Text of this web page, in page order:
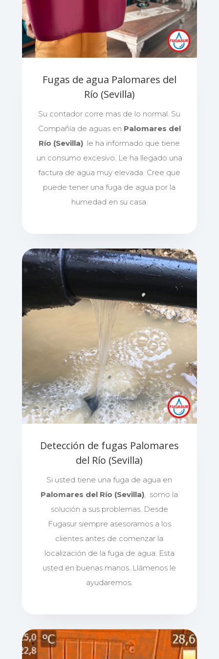
Fugas de agua Palomares del
Río (Sevilla)
Su contador corre mas de lo normal. Su
Compañía de aguas en Palomares del
Río (Sevilla) le ha informado que tiene
un consumo excesivo. Le ha llegado una
factura de agua muy elevada. Cree que
puede tener una fuga de agua por la
humedad en su casa.
Detección de fugas Palomares
del Río (Sevilla)
Si usted tiene una fuga de agua en
Palomares del Río (Sevilla), somo la
solución a sus problemas. Desde
Fugasur siempre asesoramos a los
clientes antes de comenzar la
localización de la fuga de agua. Esta
usted en buenas manos. Llámenos le
ayudaremos.